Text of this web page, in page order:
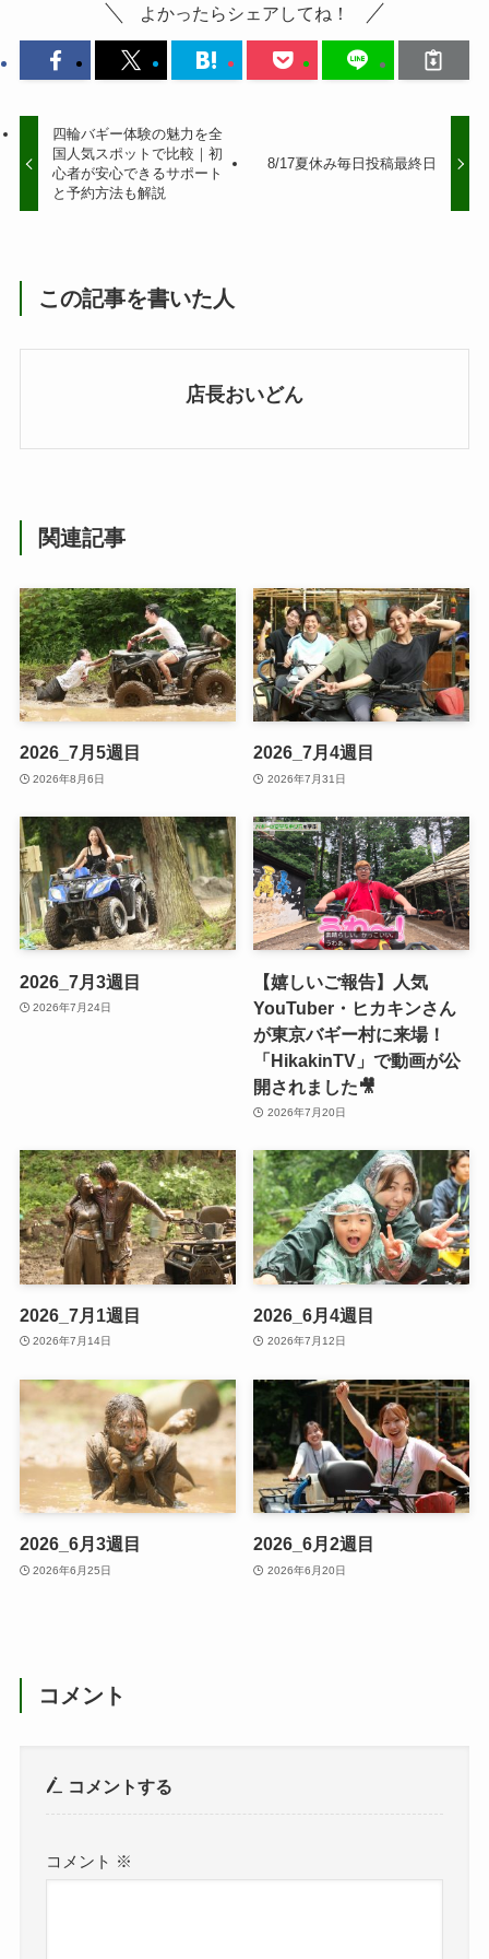
よかったらシェアしてね！
四輪バギー体験の魅力を全
国人気スポットで比較｜初
心者が安心できるサポート
と予約方法も解説
8/17夏休み毎日投稿最終日
この記事を書いた人
店長おいどん
関連記事
2026_7月5週目
2026年8月6日
2026_7月4週目
2026年7月31日
2026_7月3週目
2026年7月24日
【嬉しいご報告】人気
YouTuber・ヒカキンさん
が東京バギー村に来場！
「HikakinTV」で動画が公
開されました🎥
2026年7月20日
2026_7月1週目
2026年7月14日
2026_6月4週目
2026年7月12日
2026_6月3週目
2026年6月25日
2026_6月2週目
2026年6月20日
コメント
コメントする
コメント ※